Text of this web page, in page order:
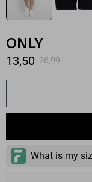
ONLY
13,50 26,99